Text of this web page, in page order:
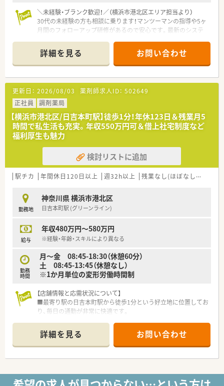
■薬局運営を担うマネージャー職や、本社での教育、採用、経営
コンサルタントといった薬剤師免許を活かした多様な道があり
ます。
■ライフステージの変化に合わせて勤務区分を変更することも
できるため、キャリアを途絶えさせることなく長期的な活躍が期
待できます。
＼未経験・ブランク歓迎！／（横浜市港北区エリア担当より）
30代の未経験の方も相談に乗ります！マンツーマンの指導や5ヶ
月間のフォローアップ研修があるので安心です。最新のシステ
【店舗情報と応需状況について】
■日吉駅から徒歩9分の好立地に位置しており、通勤の利便性が
非常に高い店舗で働くことが可能です。
■内科や小児科、皮膚科など幅広い科目を応需しており、1日に
140枚から150枚程度の処方箋を扱います。
■常勤4名と非常勤5名が在籍しており、常時5名から6名体制で
協力しながら日々の業務を行っています。
【法人特徴について】
■全国43都道府県に店舗を展開しており、医療機関と良好な関
係を築く医薬連携に力を入れている企業です。
■健康サポート薬局の届出数では全国1位を誇り、かかりつけ薬
剤師としての活躍を後押しする環境です。
■創業は医療機器のリース販売から始まっており、経営基盤が非
【職場環境と雰囲気】
■商業施設内にある店舗のため清潔感があり、近隣のクリニック
■ピッキング支援システムなどの設備が整っており、4名から6
名体制で安全性を重視した運営をしています。
暇取得も積極的に推進されている職場です。
詳細を見る お問い合わせ
更新日： 2026/08/03 薬剤師求人ID： 502649
正社員
調剤薬局
【横浜市港北区/日吉本町駅】徒歩1分！年休123日＆残業月5
時間で私生活も充実。年収550万円可＆借上社宅制度など
福利厚生も魅力
検討リストに追加
駅チカ 年間休日120日以上 週32h以上 残業なし(ほぼなし含む)
勤務地
神奈川県 横浜市港北区
日吉本町駅 (グリーンライン)
給与
年収480万円～580万円
※経験・年齢・スキルにより異なる
勤務
時間
月～金 08:45-18:30（休憩60分）
土 08:45-13:45（休憩なし）
※1か月単位の変形労働時間制
【店舗情報と応需状況について】
■最寄り駅の日吉本町駅から徒歩1分という好立地に位置してお
り、毎日の通勤が非常に快適です。
処方箋を無理なく対応しています。
■薬剤師は常勤2名と事務スタッフ2名の体制で運営しており、
落ち着いた環境で業務に取り組めます。
■静岡県の伊豆地区から始まり、現在は一都三県で13店舗を展
開するなど着実に成長を続けています。
詳細を見る お問い合わせ